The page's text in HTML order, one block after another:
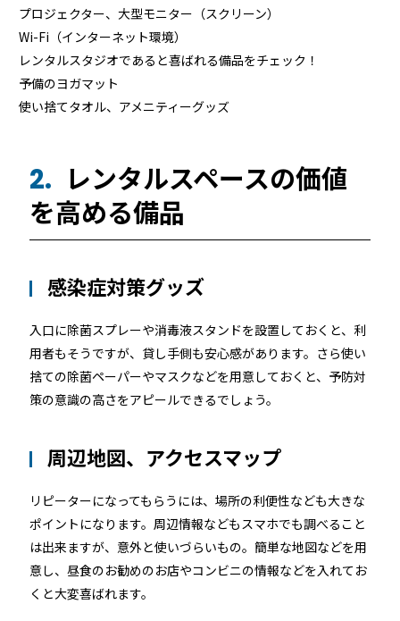
プロジェクター、大型モニター（スクリーン）
Wi-Fi（インターネット環境）
レンタルスタジオであると喜ばれる備品をチェック！
予備のヨガマット
使い捨てタオル、アメニティーグッズ
2. レンタルスペースの価値
を高める備品
感染症対策グッズ
入口に除菌スプレーや消毒液スタンドを設置しておくと、利
用者もそうですが、貸し手側も安心感があります。さら使い
捨ての除菌ペーパーやマスクなどを用意しておくと、予防対
策の意識の高さをアピールできるでしょう。
周辺地図、アクセスマップ
リピーターになってもらうには、場所の利便性なども大きな
ポイントになります。周辺情報などもスマホでも調べること
は出来ますが、意外と使いづらいもの。簡単な地図などを用
意し、昼食のお勧めのお店やコンビニの情報などを入れてお
くと大変喜ばれます。